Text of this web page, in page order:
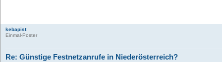
kebapist
Einmal-Poster
Re: Günstige Festnetzanrufe in Niederösterreich?